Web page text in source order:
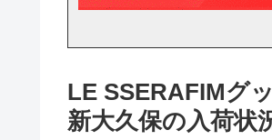
LE SSERAFIMグ
新大久保の入荷状